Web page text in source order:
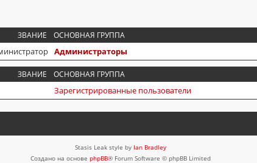
ЗВАНИЕ ОСНОВНАЯ ГРУППА
Администраторы
ЗВАНИЕ ОСНОВНАЯ ГРУППА
Зарегистрированные пользователи
Stasis Leak style by Ian Bradley
Создано на основе phpBB® Forum Software © phpBB Limited